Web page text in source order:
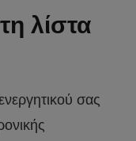
λίστα
σας